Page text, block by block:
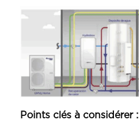
Points clés à considérer :